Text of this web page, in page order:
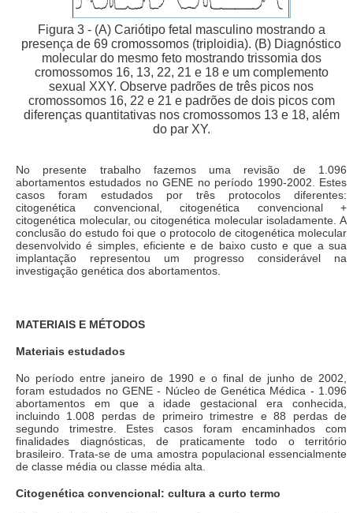
Figura 3 - (A) Cariótipo fetal masculino mostrando a
presença de 69 cromossomos (triploidia). (B) Diagnóstico
molecular do mesmo feto mostrando trissomia dos
cromossomos 16, 13, 22, 21 e 18 e um complemento
sexual XXY. Observe padrões de três picos nos
cromossomos 16, 22 e 21 e padrões de dois picos com
diferenças quantitativas nos cromossomos 13 e 18, além
do par XY.
No presente trabalho fazemos uma revisão de 1.096
abortamentos estudados no GENE no período 1990-2002. Estes
casos foram estudados por três protocolos diferentes:
citogenética convencional, citogenética convencional +
citogenética molecular, ou citogenética molecular isoladamente. A
conclusão do estudo foi que o protocolo de citogenética molecular
desenvolvido é simples, eficiente e de baixo custo e que a sua
implantação representou um progresso considerável na
investigação genética dos abortamentos.
MATERIAIS E MÉTODOS
Materiais estudados
No período entre janeiro de 1990 e o final de junho de 2002,
foram estudados no GENE - Núcleo de Genética Médica - 1.096
abortamentos em que a idade gestacional era conhecida,
incluindo 1.008 perdas de primeiro trimestre e 88 perdas de
segundo trimestre. Estes casos foram encaminhados com
finalidades diagnósticas, de praticamente todo o território
brasileiro. Trata-se de uma amostra populacional essencialmente
de classe média ou classe média alta.
Citogenética convencional: cultura a curto termo